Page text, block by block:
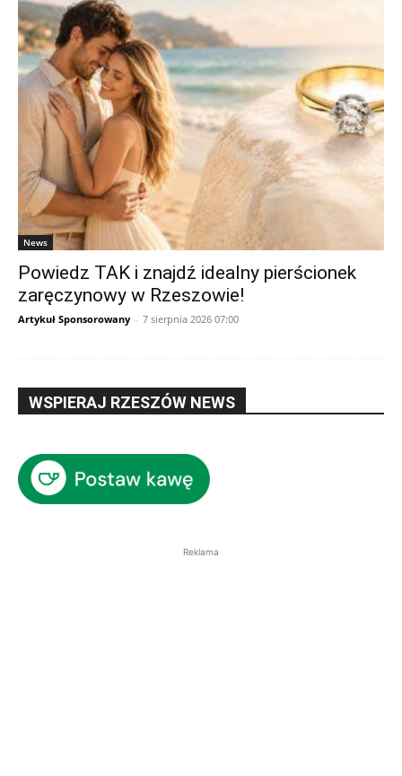
News
Powiedz TAK i znajdź idealny pierścionek
zaręczynowy w Rzeszowie!
Artykuł Sponsorowany - 7 sierpnia 2026 07:00
WSPIERAJ RZESZÓW NEWS
Reklama